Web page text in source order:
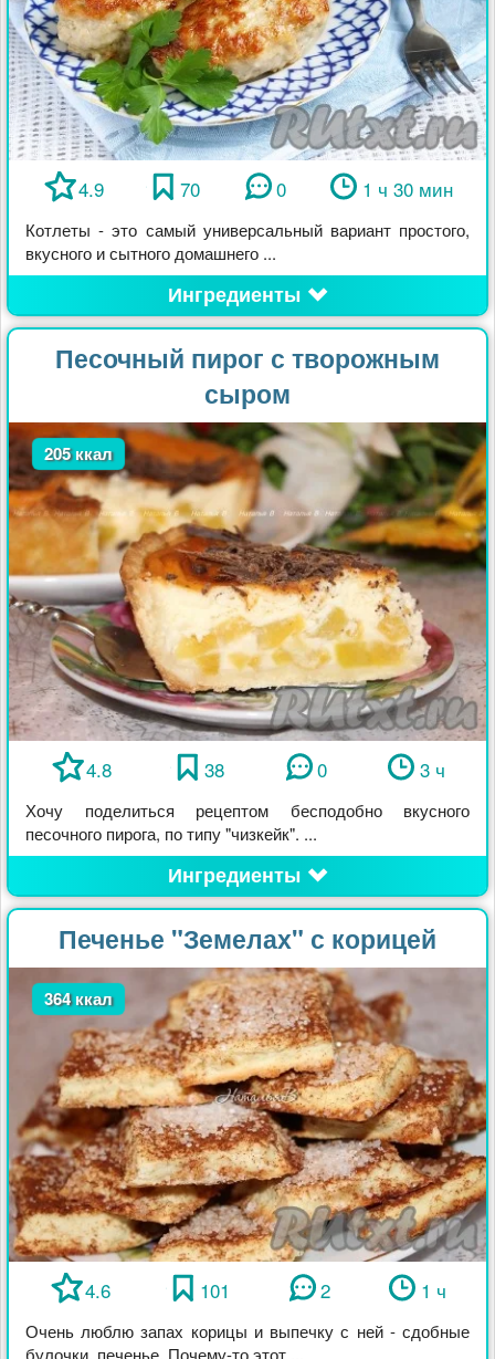
4.9 70 0 1 ч 30 мин
Котлеты - это самый универсальный вариант простого,
вкусного и сытного домашнего ...
Ингредиенты
Песочный пирог с творожным
сыром
205 ккал
4.8 38 0 3 ч
Хочу поделиться рецептом бесподобно вкусного
песочного пирога, по типу "чизкейк". ...
Ингредиенты
Печенье "Земелах" с корицей
364 ккал
4.6 101 2 1 ч
Очень люблю запах корицы и выпечку с ней - сдобные
булочки, печенье. Почему-то этот ...